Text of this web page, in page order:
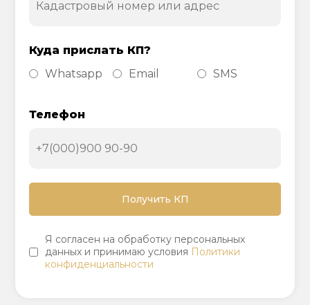
Куда прислать КП?
Whatsapp
Email SMS
Телефон
Я согласен на обработку персональных
данных и принимаю условия Политики
конфиденциальности